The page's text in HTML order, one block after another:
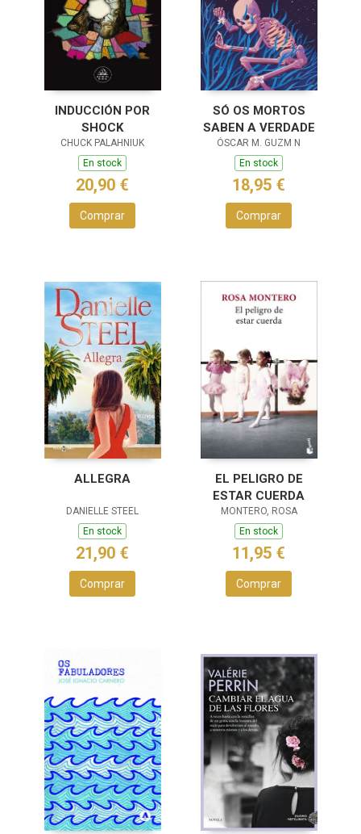
INDUCCIÓN POR
SHOCK
CHUCK PALAHNIUK
En stock
20,90 €
Comprar
SÓ OS MORTOS
SABEN A VERDADE
ÓSCAR M. GUZM N
En stock
18,95 €
Comprar
ALLEGRA
DANIELLE STEEL
En stock
21,90 €
Comprar
EL PELIGRO DE
ESTAR CUERDA
MONTERO, ROSA
En stock
11,95 €
Comprar